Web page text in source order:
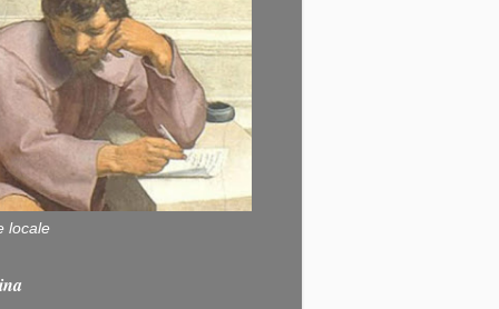
locale